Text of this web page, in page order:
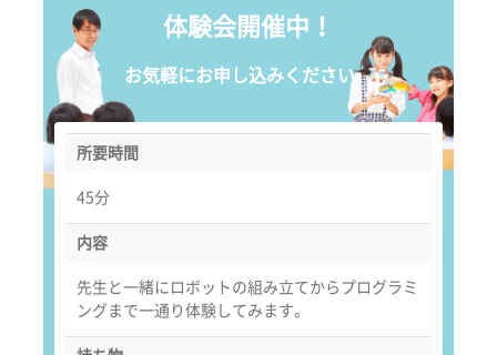
体験会開催中！
お気軽にお申し込みください。
所要時間
45分
内容
先生と一緒にロボットの組み立てからプログラミ
ングまで一通り体験してみます。